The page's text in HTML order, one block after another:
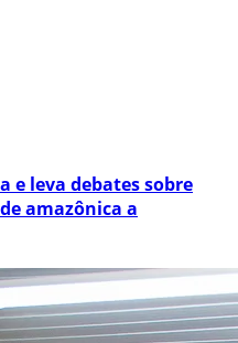
e leva debates sobre
amazônica a